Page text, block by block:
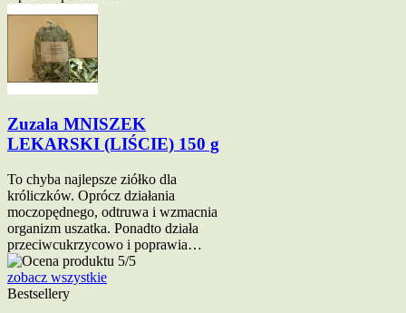
Zuzala MNISZEK
LEKARSKI (LIŚCIE) 150 g
To chyba najlepsze ziółko dla
króliczków. Oprócz działania
moczopędnego, odtruwa i wzmacnia
organizm uszatka. Ponadto działa
przeciwcukrzycowo i poprawia…
zobacz wszystkie
Bestsellery